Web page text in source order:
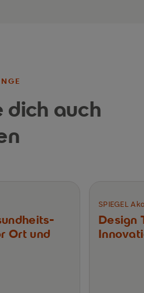
dich auch
Ort und
SPIEGEL
Design